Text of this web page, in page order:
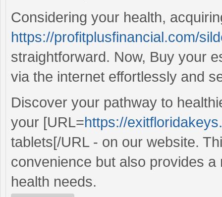
Considering your health,
https://profitplusfinancial.com/
straightforward. Now, Buy your
via the internet effortlessly and
Discover your pathway to
your [URL=https://
tablets[/URL - on our website.
convenience but also provides
health needs.